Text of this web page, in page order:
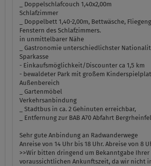
_ Doppelschlafcouch 1,40x2,00m
Schlafzimmer
_ Doppelbett 1,40-2,00m, Bettwäsche,
Fenstern des Schlafzimmers.
in unmittelbarer Nähe
_ Gastronomie unterschiedlichster
Sparkasse
- Einkaufsmöglichkeit/Discounter ca 1,5 km
- bewaldeter Park mit großem
Außenbereich
_ Gartenmöbel
Verkehrsanbindung
_ Stadtbus in ca. 2 Gehinuten erreichbar,
_ Entfernung zur BAB A70 Abfahrt
Sehr gute Anbindung an Radwanderwege
Anreise von 14 Uhr bis 18 Uhr. Abreise von 8
>>Wir bitten dringend um Bekanntgabe Ihrer
voraussichtlichen Ankunftszeit, da wir nicht